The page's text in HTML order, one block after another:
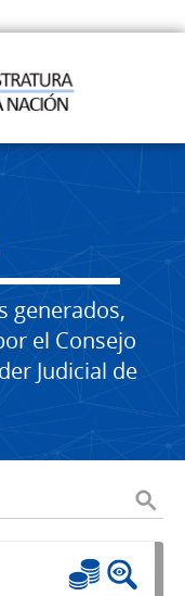
generados,
el Consejo
Judicial de